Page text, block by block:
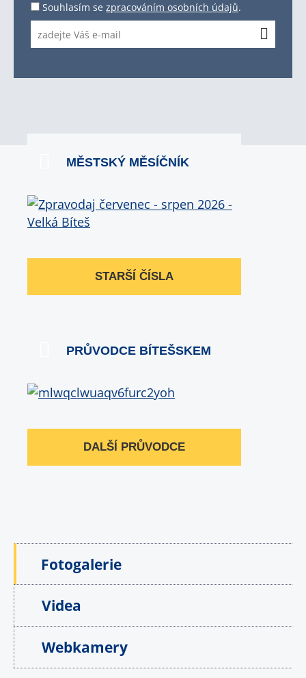
Souhlasím se zpracováním osobních údajů.
MĚSTSKÝ MĚSÍČNÍK
STARŠÍ ČÍSLA
PRŮVODCE BÍTEŠSKEM
DALŠÍ PRŮVODCE
Fotogalerie
Videa
Webkamery